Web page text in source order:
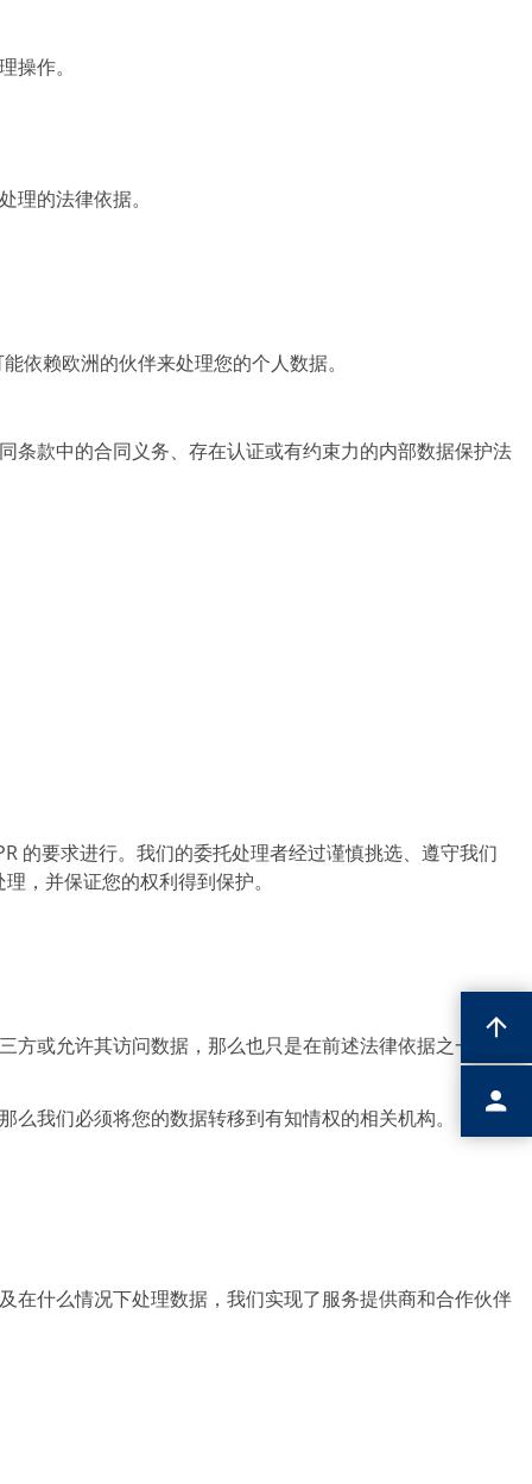
操作。
的法律依据。
依赖欧洲的伙伴来处理您的个人数据。
条款中的合同义务、存在认证或有约束力的内部数据保护法
的要求进行。我们的委托处理者经过谨慎挑选、遵守我们
，并保证您的权利得到保护。
或允许其访问数据，那么也只是在前述法律依据之一的基
我们必须将您的数据转移到有知情权的相关机构。
在什么情况下处理数据，我们实现了服务提供商和合作伙伴